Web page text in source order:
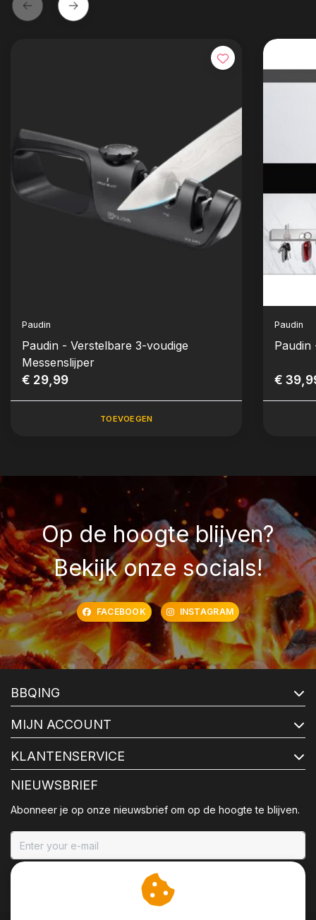
Paudin
Paudin - Verstelbare 3-voudige
Messenslijper
€ 29,99
TOEVOEGEN
Paudin
Paudin
€
Op de hoogte blijven?
Bekijk onze socials!
FACEBOOK INSTAGRAM
BBQING
MIJN ACCOUNT
KLANTENSERVICE
NIEUWSBRIEF
Abonneer je op onze nieuwsbrief om op de hoogte te blijven.